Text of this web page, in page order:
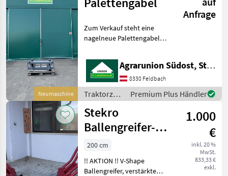
Neumaschine
Anfrage
Zum Verkauf steht eine
nagelneue Palettengabel
Stekro!! 2 Palettenzinken
auf einem Rahmen
verschiebbar Euro
Aufnahme für Frontlader
Halter
Agrarunion Südost, Standort Gniebing
8330 Feldbach
Traktorzubehör
/ Stekro
Premium Plus Händler
Stekro
Ballengreifer-
Ballenzange
1.000
€
inkl. 20 %
MwSt.
833,33 €
exkl.
200 cm
!! AKTION !! V-Shape
Ballengreifer, verstärkte